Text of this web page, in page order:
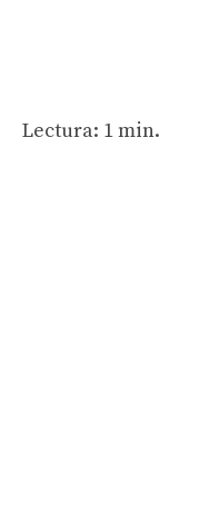
Lectura: 1 min.